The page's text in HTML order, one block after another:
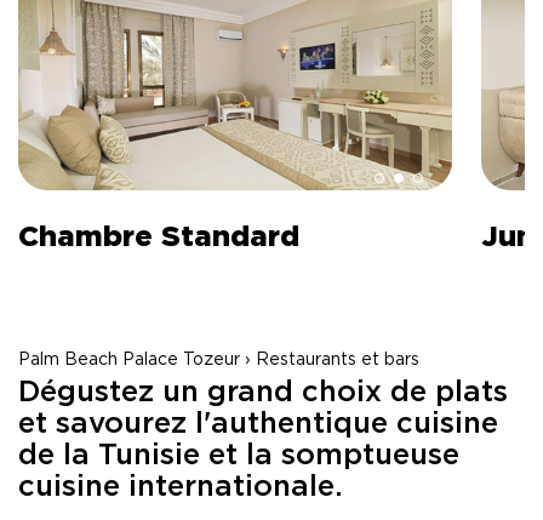
Chambre Standard
Palm Beach Palace Tozeur › Restaurants et bars
Dégustez un grand choix de plats
et savourez l'authentique cuisine
de la Tunisie et la somptueuse
cuisine internationale.